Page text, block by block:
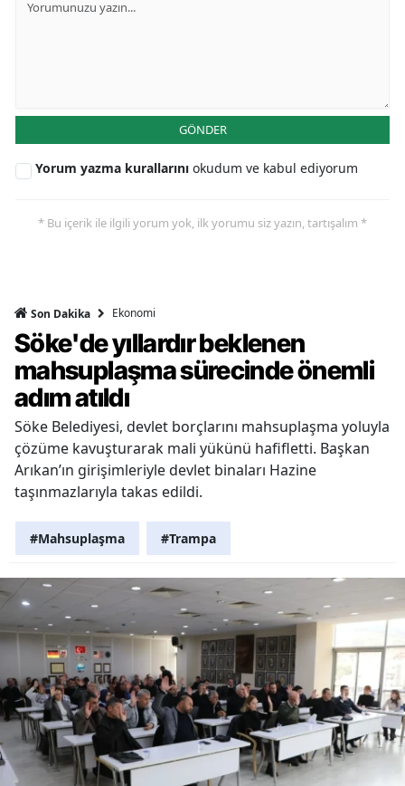
GÖNDER
Yorum yazma kurallarını okudum ve kabul ediyorum
* Bu içerik ile ilgili yorum yok, ilk yorumu siz yazın, tartışalım *
Son Dakika Ekonomi
Söke'de yıllardır beklenen
mahsuplaşma sürecinde önemli
adım atıldı
Söke Belediyesi, devlet borçlarını mahsuplaşma yoluyla
çözüme kavuşturarak mali yükünü hafifletti. Başkan
Arıkan’ın girişimleriyle devlet binaları Hazine
taşınmazlarıyla takas edildi.
#Mahsuplaşma #Trampa